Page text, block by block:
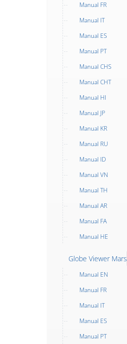
Manual FR
Manual IT
Manual ES
Manual PT
Manual CHS
Manual CHT
Manual HI
Manual JP
Manual KR
Manual RU
Manual ID
Manual VN
Manual TH
Manual AR
Manual FA
Manual HE
Globe Viewer Mars
Manual EN
Manual FR
Manual IT
Manual ES
Manual PT